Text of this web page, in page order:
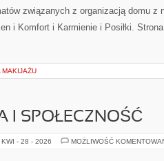
związanych z organizacją domu z
i Komfort i Karmienie i Posiłki.
MAKIJAŻU
I SPOŁECZNOŚĆ
KWI - 28 - 2026 MOŻLIWOŚĆ